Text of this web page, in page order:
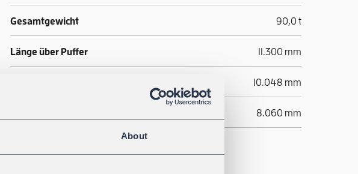
About
Gesamtgewicht 90,0 t
Länge über Puffer 11.300 mm
10.048 mm
8.060 mm